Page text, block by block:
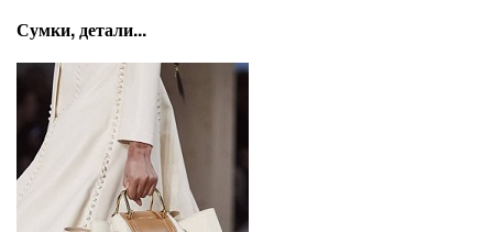
Сумки, детали...